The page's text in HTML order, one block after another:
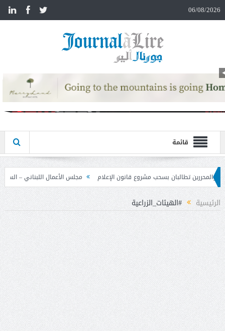
06/08/2026
قائمة
قانون الإعلام مجلس الأعمال اللبناني – السوري تابع نتائج زيارة دمشق
الرئيسية #الهيئات_الزراعية